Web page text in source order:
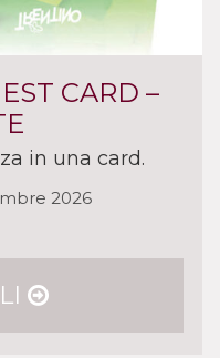
CARD –
in una card.
2026